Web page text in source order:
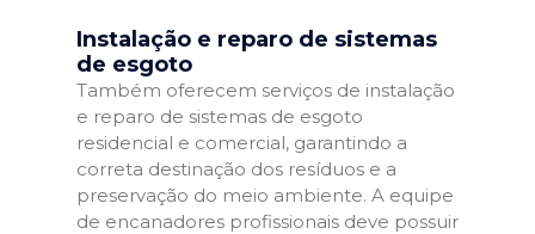
Instalação e reparo de sistemas
de esgoto
Também oferecem serviços de instalação
e reparo de sistemas de esgoto
residencial e comercial, garantindo a
correta destinação dos resíduos e a
preservação do meio ambiente. A equipe
de encanadores profissionais deve possuir